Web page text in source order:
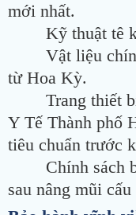
mới nhất.
Kỹ thuật tê
Vật liệu chính
từ Hoa Kỳ.
Trang thiết bị
Y Tế Thành phố
tiêu chuẩn trước
Chính sách
sau nâng mũi